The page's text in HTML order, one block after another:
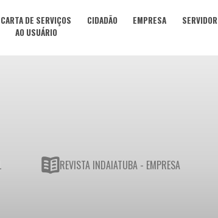
CARTA DE SERVIÇOS
AO USUÁRIO
CIDADÃO EMPRESA SERVIDOR
REVISTA INDAIATUBA - EMPRESA